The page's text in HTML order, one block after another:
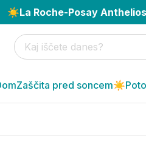
☀️La Roche-Posay
Zaščita pred soncem☀️